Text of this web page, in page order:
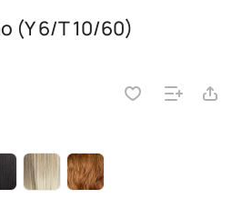
(Y 6/T 10/60)